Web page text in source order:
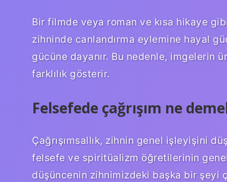
Bir filmde veya roman ve kısa hikaye
zihninde canlandırma eylemine hayal
gücüne dayanır. Bu nedenle,
farklılık gösterir.
Felsefede çağrışım ne
Çağrışımsallık, zihnin genel işleyişini
felsefe ve spiritüalizm öğretilerinin
düşüncenin zihnimizdeki başka bir şeyi